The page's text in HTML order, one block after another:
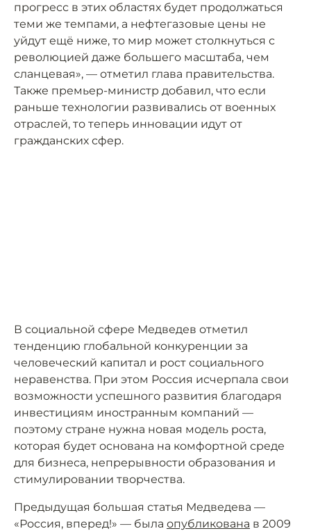
прогресс в этих областях будет продолжаться
теми же темпами, а нефтегазовые цены не
уйдут ещё ниже, то мир может столкнуться с
революцией даже большего масштаба, чем
сланцевая», — отметил глава правительства.
Также премьер-министр добавил, что если
раньше технологии развивались от военных
отраслей, то теперь инновации идут от
гражданских сфер.
В социальной сфере Медведев отметил
тенденцию глобальной конкуренции за
человеческий капитал и рост социального
неравенства. При этом Россия исчерпала свои
возможности успешного развития благодаря
инвестициям иностранным компаний —
поэтому стране нужна новая модель роста,
которая будет основана на комфортной среде
для бизнеса, непрерывности образования и
стимулировании творчества.
Предыдущая большая статья Медведева —
«Россия, вперед!» — была опубликована в 2009